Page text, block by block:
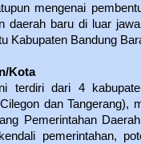
mengenai
daerah baru di luar
Kabupaten Bandung
Kota
terdiri dari 4
dan Tangerang),
Pemerintahan
pemerintahan,